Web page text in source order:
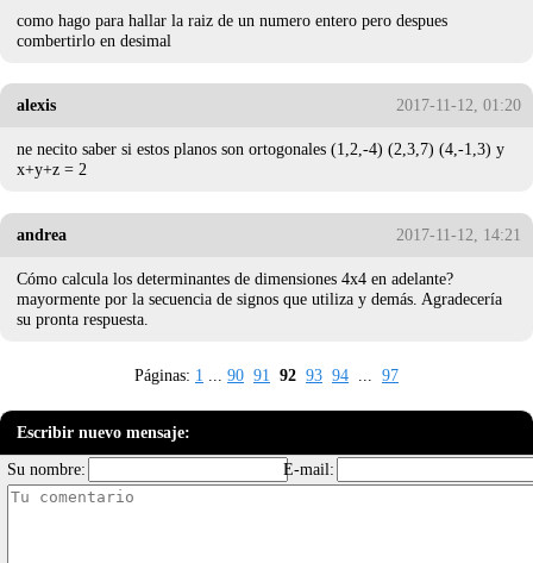
como hago para hallar la raiz de un numero entero pero despues
combertirlo en desimal
alexis 2017-11-12, 01:20
ne necito saber si estos planos son ortogonales (1,2,-4) (2,3,7) (4,-1,3) y
x+y+z = 2
andrea 2017-11-12, 14:21
Cómo calcula los determinantes de dimensiones 4x4 en adelante?
mayormente por la secuencia de signos que utiliza y demás. Agradecería
su pronta respuesta.
Páginas: 1 90 91 92 93 94 97
Escribir nuevo mensaje:
Su nombre:
E-mail: